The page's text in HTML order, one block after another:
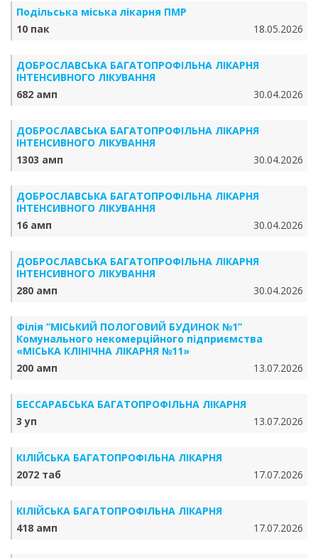
Подільська міська лікарня ПМР
10 пак
18.05.2026
ДОБРОСЛАВСЬКА БАГАТОПРОФІЛЬНА ЛІКАРНЯ
ІНТЕНСИВНОГО ЛІКУВАННЯ
682 амп
30.04.2026
ДОБРОСЛАВСЬКА БАГАТОПРОФІЛЬНА ЛІКАРНЯ
ІНТЕНСИВНОГО ЛІКУВАННЯ
1303 амп
30.04.2026
ДОБРОСЛАВСЬКА БАГАТОПРОФІЛЬНА ЛІКАРНЯ
ІНТЕНСИВНОГО ЛІКУВАННЯ
16 амп
30.04.2026
ДОБРОСЛАВСЬКА БАГАТОПРОФІЛЬНА ЛІКАРНЯ
ІНТЕНСИВНОГО ЛІКУВАННЯ
280 амп
30.04.2026
Філія ”МІСЬКИЙ ПОЛОГОВИЙ БУДИНОК №1”
Комунального некомерційного підприємства
«МІСЬКА КЛІНІЧНА ЛІКАРНЯ №11»
200 амп
13.07.2026
БЕССАРАБСЬКА БАГАТОПРОФІЛЬНА ЛІКАРНЯ
3 уп
13.07.2026
КІЛІЙСЬКА БАГАТОПРОФІЛЬНА ЛІКАРНЯ
2072 таб
17.07.2026
КІЛІЙСЬКА БАГАТОПРОФІЛЬНА ЛІКАРНЯ
418 амп
17.07.2026